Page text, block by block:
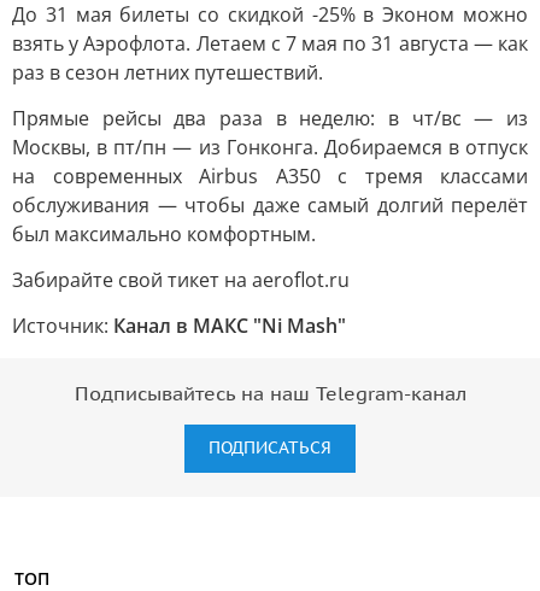
До 31 мая билеты со скидкой -25% в Эконом можно
взять у Аэрофлота. Летаем с 7 мая по 31 августа — как
раз в сезон летних путешествий.
Прямые рейсы два раза в неделю: в чт/вс — из
Москвы, в пт/пн — из Гонконга. Добираемся в отпуск
на современных Airbus A350 с тремя классами
обслуживания — чтобы даже самый долгий перелёт
был максимально комфортным.
Забирайте свой тикет на aeroflot.ru
Источник: Канал в МАКС "Ni Mash"
Подписывайтесь на наш Telegram-канал
ПОДПИСАТЬСЯ
ТОП